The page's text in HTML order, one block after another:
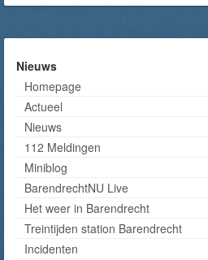
Nieuws
Homepage
Actueel
Nieuws
112 Meldingen
Miniblog
BarendrechtNU Live
Het weer in Barendrecht
Treintijden station Barendrecht
Incidenten